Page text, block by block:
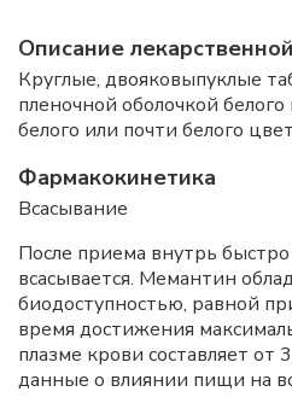
Описание
Круглые, двояковыпуклые
пленочной оболочкой
белого или почти белого
Фармакокинетика
Всасывание
После приема внутрь
всасывается. Мемантин
биодоступностью, равной
время достижения
плазме крови составляет от
данные о влиянии пищи на